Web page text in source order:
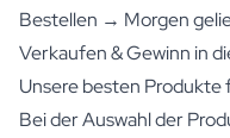
Bestellen → Morgen
Verkaufen & Gewinn in
Unsere besten
Bei der Auswahl der